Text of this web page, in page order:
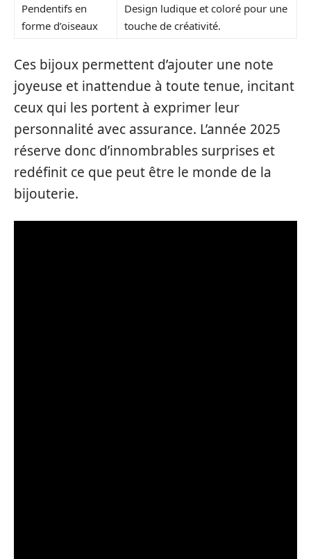
Pendentifs en
forme d’oiseaux
Design ludique et coloré pour une
touche de créativité.
Ces bijoux permettent d’ajouter une note
joyeuse et inattendue à toute tenue, incitant
ceux qui les portent à exprimer leur
personnalité avec assurance. L’année 2025
réserve donc d’innombrables surprises et
redéfinit ce que peut être le monde de la
bijouterie.